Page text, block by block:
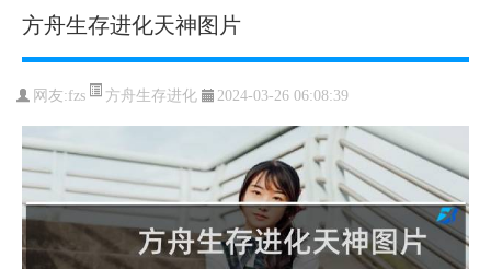
方舟生存进化天神图片
网友:fzs 方舟生存进化 2024-03-26 06:08:39